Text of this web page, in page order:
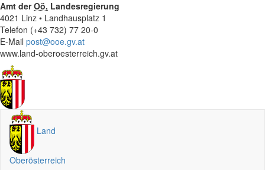
Amt derOö. Landesregierung
4021 Linz • Landhausplatz 1
Telefon (+43 732) 77 20-0
E-Mail post@ooe.gv.at
www.land-oberoesterreich.gv.at
Land
Oberösterreich